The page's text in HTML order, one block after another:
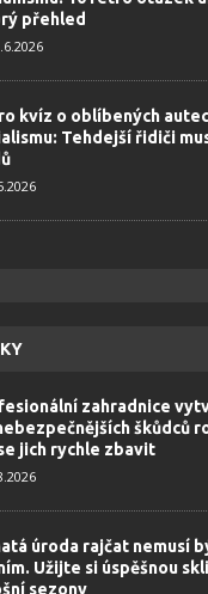
přehled
kvíz o oblíbených
Tehdejší řidiči
zahradnice
škůdců
jich rychle zbavit
úroda rajčat nemusí
Užijte si úspěšnou
sezony